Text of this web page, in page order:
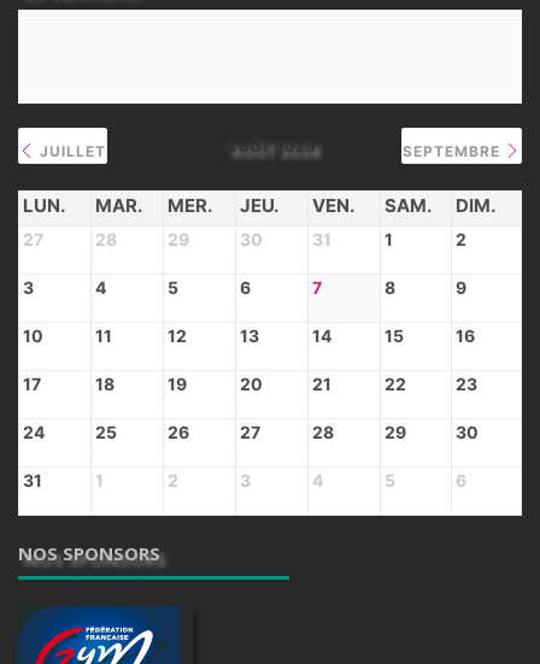
JUILLET AOÛT 2026 SEPTEMBRE
LUN. MAR. MER. JEU. VEN. SAM. DIM.
27 28 29 30 31 1 2
3 4 5 6 7 8 9
10 11 12 13 14 15 16
17 18 19 20 21 22 23
24 25 26 27 28 29 30
31 1 2 3 4 5 6
NOS SPONSORS